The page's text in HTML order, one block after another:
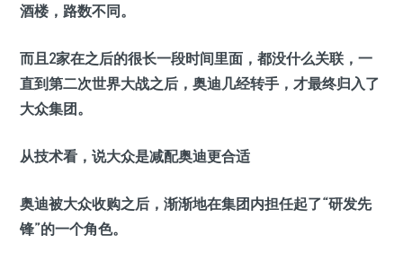
酒楼，路数不同。
而且2家在之后的很长一段时间里面，都没什么关联，一
直到第二次世界大战之后，奥迪几经转手，才最终归入了
大众集团。
从技术看，说大众是减配奥迪更合适
奥迪被大众收购之后，渐渐地在集团内担任起了“研发先
锋”的一个角色。